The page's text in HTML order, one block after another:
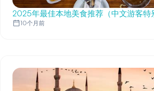
2025年最佳本地美食推荐（中文游客特
10个月前